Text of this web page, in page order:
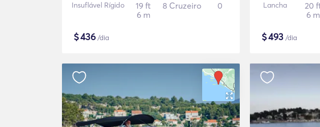
Insuflável Rígido
19 ft
6 m
8 Cruzeiro 0
$436/dia
Lancha
20
6 m
$493 /dia